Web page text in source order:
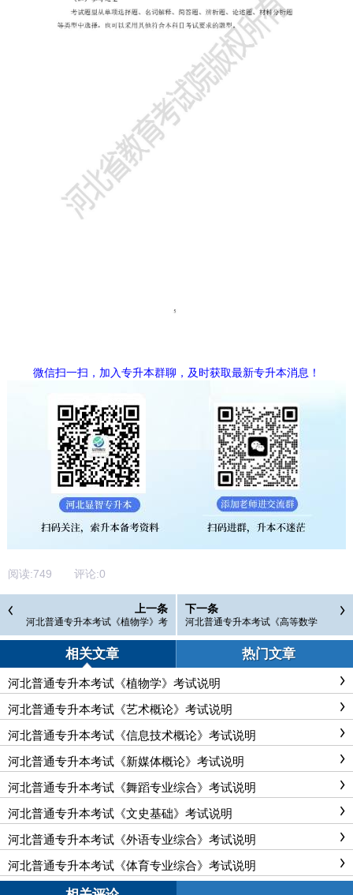
微信扫一扫，加入专升本群聊，及时获取最新专升本消息！
阅读:749 评论:0
上一条
河北普通专升本考试《植物学》考
试说明
下一条
河北普通专升本考试《高等数学
二》考试说明
相关文章 热门文章
河北普通专升本考试《植物学》考试说明
河北普通专升本考试《艺术概论》考试说明
河北普通专升本考试《信息技术概论》考试说明
河北普通专升本考试《新媒体概论》考试说明
河北普通专升本考试《舞蹈专业综合》考试说明
河北普通专升本考试《文史基础》考试说明
河北普通专升本考试《外语专业综合》考试说明
河北普通专升本考试《体育专业综合》考试说明